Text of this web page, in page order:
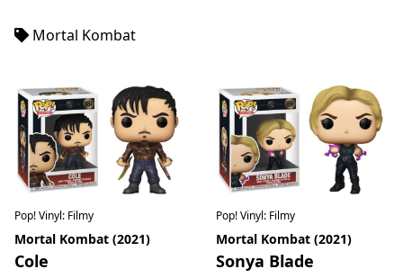
Mortal Kombat
Pop! Vinyl: Filmy
Mortal Kombat (2021)
Cole
Pop! Vinyl: Filmy
Mortal Kombat (2021)
Sonya Blade